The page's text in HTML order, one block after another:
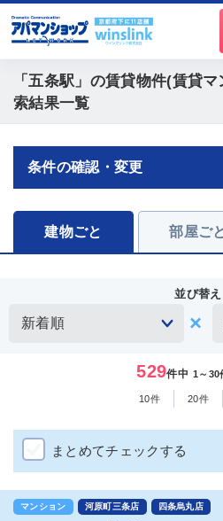
「五条駅」 の賃貸物件(賃貸
索結果一覧
条件の確認・変更
建物ごと 部屋ご
並び替え
529件中 1～30
10件 20件
まとめてチェックする
マンション 河原町三条店 四条烏丸店